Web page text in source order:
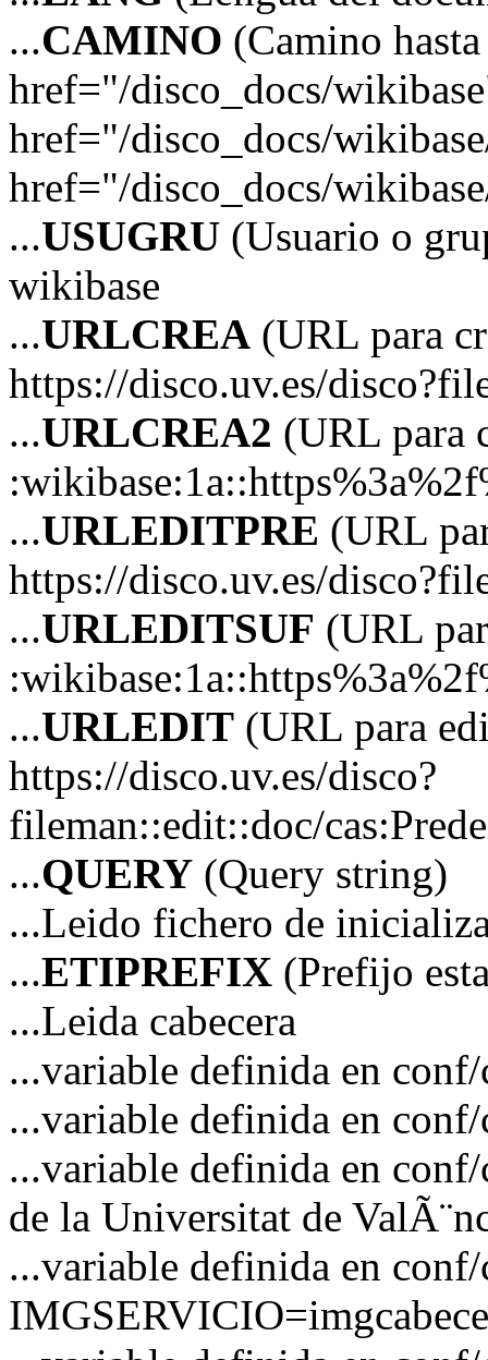
...CAMINO (Camino
href="/disco_docs/
href="/disco_docs/
href="/disco_docs/
...USUGRU (Usuario o
wikibase
...URLCREA (URL para
https://disco.uv.es/
...URLCREA2 (URL para
...URLEDITPRE (URL
https://disco.uv.es/
...URLEDITSUF (URL
...URLEDIT (URL para
https://disco.uv.es/disco?
fileman::edit::doc/
...QUERY (Query string)
...Leido fichero de
...ETIPREFIX (Prefijo
...Leida cabecera
...variable definida en
...variable definida en
...variable definida en
de la Universitat de
...variable definida en